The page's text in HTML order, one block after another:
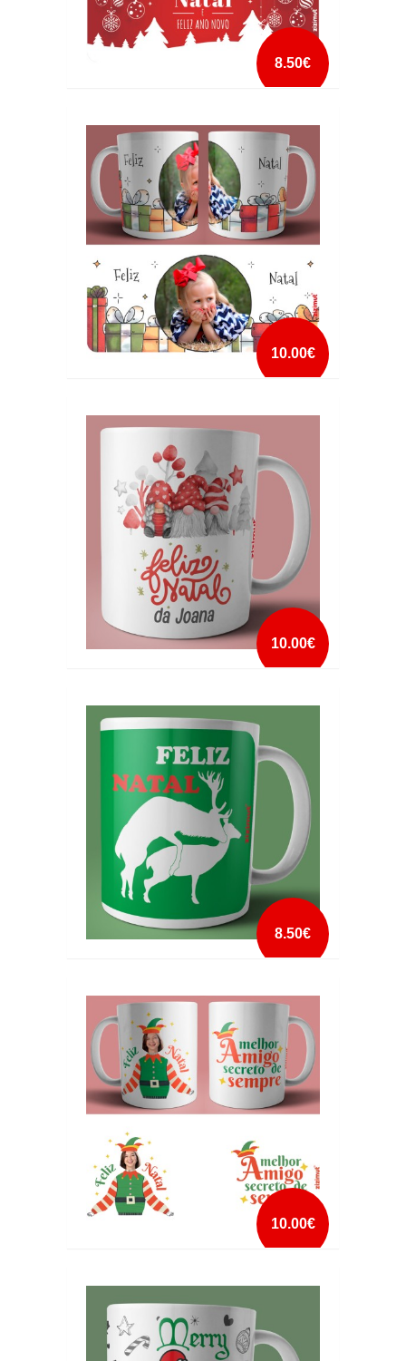
8.50€
mais info
add à lista
10.00€
mais info
add à lista
10.00€
mais info
add à lista
8.50€
mais info
add à lista
10.00€
SEMPRE ELFO COM FOTO DA CARA
mais info
add à lista